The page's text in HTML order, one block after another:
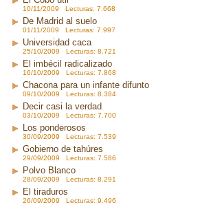
10/11/2009 Lecturas: 7.668
De Madrid al suelo
01/11/2009 Lecturas: 7.997
Universidad caca
25/10/2009 Lecturas: 8.721
El imbécil radicalizado
16/10/2009 Lecturas: 7.868
Chacona para un infante difunto
09/10/2009 Lecturas: 8.384
Decir casi la verdad
03/10/2009 Lecturas: 7.700
Los ponderosos
30/09/2009 Lecturas: 7.539
Gobierno de tahúres
29/09/2009 Lecturas: 7.586
Polvo Blanco
28/09/2009 Lecturas: 8.291
El tiraduros
26/09/2009 Lecturas: 9.496